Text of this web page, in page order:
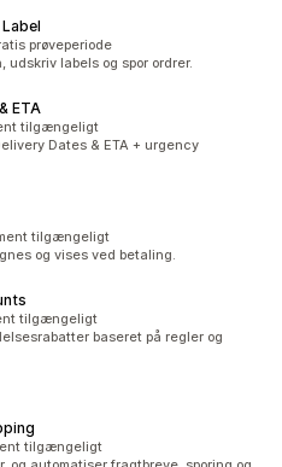
prøveperiode
labels og spor ordrer.
ETA
tilgængeligt
Dates & ETA + urgency
tilgængeligt
og vises ved betaling.
tilgængeligt
baseret på regler og
tilgængeligt